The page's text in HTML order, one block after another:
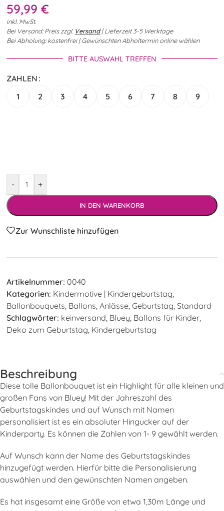
59,99€
inkl. MwSt.
Bei Versand: Preis zzgl. Versand| Lieferzeit 3-5 Werktage
Bei Abholung: kostenfrei | Gewünschten Abholtermin online wählen
BITTE AUSWAHL TREFFEN
ZAHLEN
1
2 3 4 5 6 7 8 9
- +
IN DEN WARENKORB
Zur Wunschliste hinzufügen
Artikelnummer: 0040
Kategorien: Kindermotive | Kindergeburtstag,
Ballonbouquets, Ballons, Anlässe, Geburtstag, Standard
Schlagwörter: keinversand, Bluey, Ballons für Kinder,
Deko zum Geburtstag, Kindergeburtstag
Beschreibung
Diese tolle Ballonbouquet ist ein Highlight für alle kleinen und
großen Fans von Bluey! Mit der Jahreszahl des
Geburtstagskindes und auf Wunsch mit Namen
personalisiert ist es ein absoluter Hingucker auf der
Kinderparty. Es können die Zahlen von 1- 9 gewählt werden.
Auf Wunsch kann der Name des Geburtstagskindes
hinzugefügt werden. Hierfür bitte die Personalisierung
auswählen und den gewünschten Namen angeben.
Es hat insgesamt eine Größe von etwa 1,30m Länge und